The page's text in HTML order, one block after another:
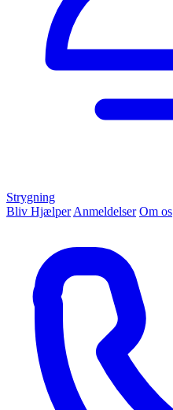
Strygning
Bliv Hjælper Anmeldelser Om os